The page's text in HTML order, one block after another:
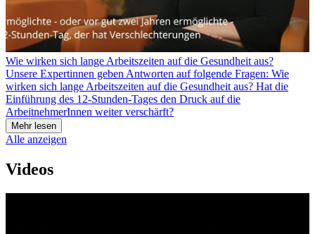
Wie wirken sich lange Arbeitszeiten auf die Gesundheit aus?
Unsere Expertinnen geben Antworten auf folgende Fragen: Wie
wirken sich lange Arbeitszeiten auf die Gesundheit aus? Hat die
Einführung des 12-Stunden-Tages den Druck auf die
ArbeitnehmerInnen weiter verschärft?
Mehr lesen
Alle anzeigen
Videos